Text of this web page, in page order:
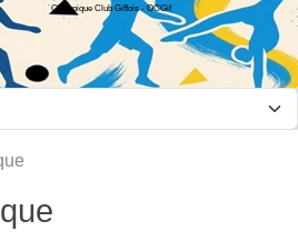
Olympique Club Giffois - OCGif